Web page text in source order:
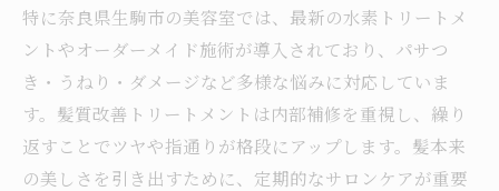
び
美容師が提案する効果的なケアの流れ
自分に合うトリートメントの見分け方
美容室での事前カウンセリングの活用方法
美髪を目指す人におすすめの施術体験談
特に奈良県生駒市の美容室では、最新の水素トリートメ
ントやオーダーメイド施術が導入されており、パサつ
き・うねり・ダメージなど多様な悩みに対応していま
す。髪質改善トリートメントは内部補修を重視し、繰り
返すことでツヤや指通りが格段にアップします。髪本来
の美しさを引き出すために、定期的なサロンケアが重要